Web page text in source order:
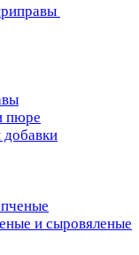
пюре
добавки
и сыровяленые